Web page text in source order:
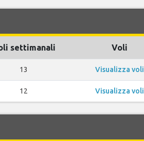
settimanali Voli
13 Visualizza voli
12 Visualizza voli